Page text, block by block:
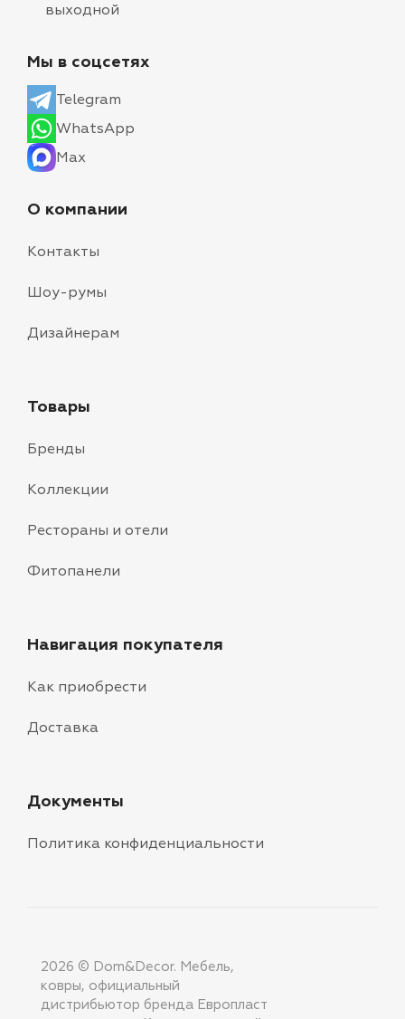
выходной
Мы в соцсетях
Telegram
WhatsApp
Max
О компании
Контакты
Шоу-румы
Дизайнерам
Товары
Бренды
Коллекции
Рестораны и отели
Фитопанели
Навигация покупателя
Как приобрести
Доставка
Документы
Политика конфиденциальности
2026 © Dom&Decor. Мебель,
ковры, официальный
дистрибьютор бренда Европласт